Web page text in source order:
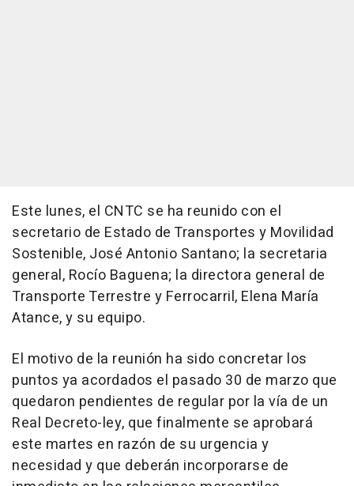
Este lunes, el CNTC se ha reunido con el
secretario de Estado de Transportes y Movilidad
Sostenible, José Antonio Santano; la secretaria
general, Rocío Baguena; la directora general de
Transporte Terrestre y Ferrocarril, Elena María
Atance, y su equipo.
El motivo de la reunión ha sido concretar los
puntos ya acordados el pasado 30 de marzo que
quedaron pendientes de regular por la vía de un
Real Decreto-ley, que finalmente se aprobará
este martes en razón de su urgencia y
necesidad y que deberán incorporarse de